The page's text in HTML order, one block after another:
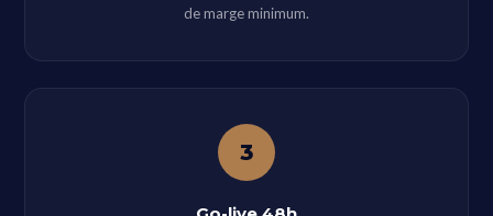
de marge minimum.
3